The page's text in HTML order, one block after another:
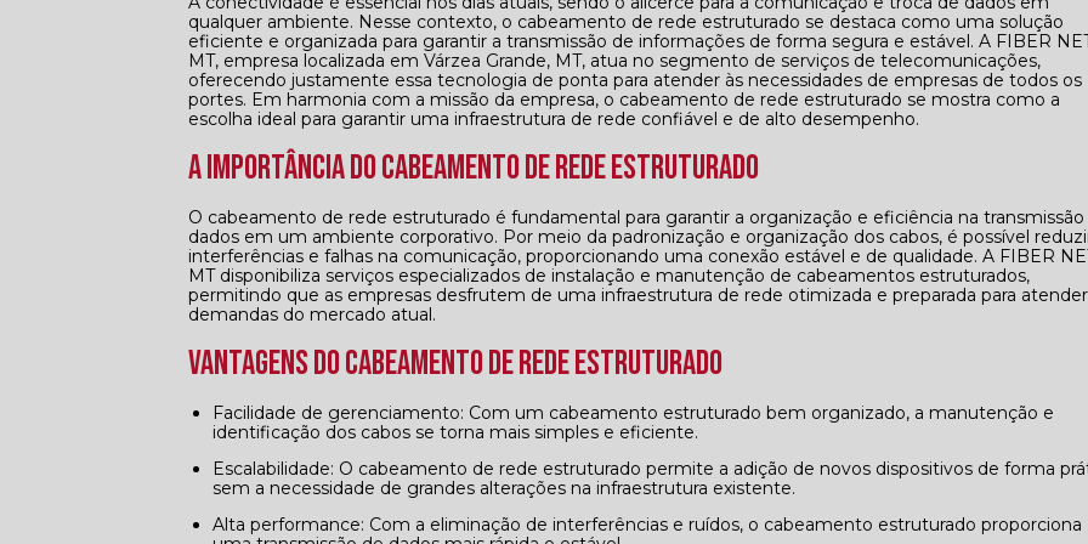
qualquer ambiente. Nesse contexto, o cabeamento de rede estruturado se destaca como uma solução
eficiente e organizada para garantir a transmissão de informações de forma segura e estável. A FIBER
MT, empresa localizada em Várzea Grande, MT, atua no segmento de serviços de telecomunicações,
oferecendo justamente essa tecnologia de ponta para atender às necessidades de empresas de todos os
portes. Em harmonia com a missão da empresa, o cabeamento de rede estruturado se mostra como a
escolha ideal para garantir uma infraestrutura de rede confiável e de alto desempenho.
A importância do Cabeamento de Rede Estruturado
O cabeamento de rede estruturado é fundamental para garantir a organização e eficiência na transmissão
dados em um ambiente corporativo. Por meio da padronização e organização dos cabos, é possível
interferências e falhas na comunicação, proporcionando uma conexão estável e de qualidade. A FIBER
MT disponibiliza serviços especializados de instalação e manutenção de cabeamentos estruturados,
permitindo que as empresas desfrutem de uma infraestrutura de rede otimizada e preparada para
demandas do mercado atual.
Vantagens do Cabeamento de Rede Estruturado
Facilidade de gerenciamento: Com um cabeamento estruturado bem organizado, a manutenção e
identificação dos cabos se torna mais simples e eficiente.
Escalabilidade: O cabeamento de rede estruturado permite a adição de novos dispositivos de forma prática,
sem a necessidade de grandes alterações na infraestrutura existente.
Alta performance: Com a eliminação de interferências e ruídos, o cabeamento estruturado proporciona